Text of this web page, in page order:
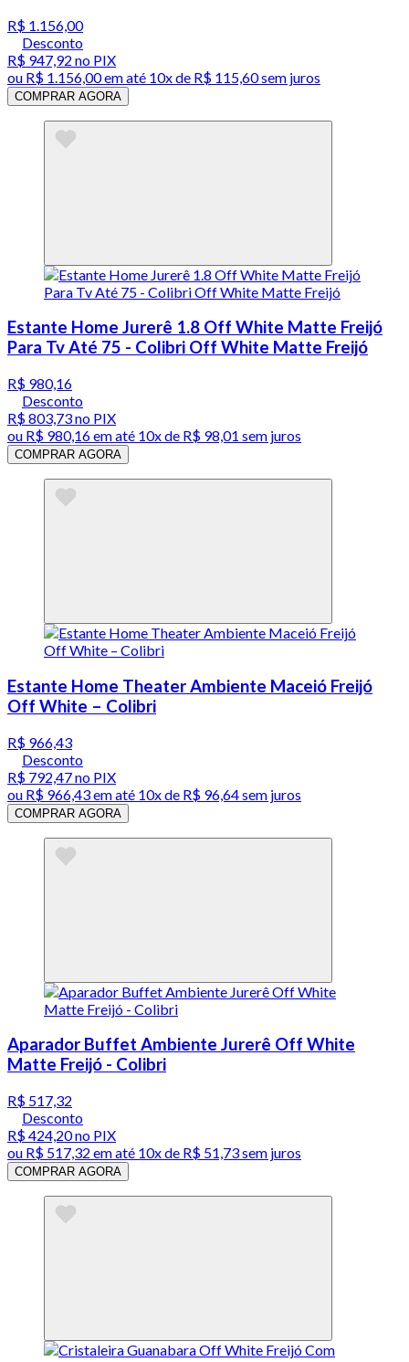
R$ 1.156,00
Desconto
R$ 947,92 no PIX
ou R$ 1.156,00em até 10x de R$ 115,60 sem juros
COMPRAR AGORA
Estante Home Jurerê 1.8 Off White Matte Freijó
Para Tv Até 75 - Colibri Off White Matte Freijó
R$ 980,16
Desconto
R$ 803,73no PIX
ou R$ 980,16em até 10x de R$ 98,01 sem juros
COMPRAR AGORA
Estante Home Theater Ambiente Maceió Freijó
Off White – Colibri
R$ 966,43
Desconto
R$ 792,47no PIX
ou R$ 966,43em até 10x de R$ 96,64 sem juros
COMPRAR AGORA
Aparador Buffet Ambiente Jurerê Off White
Matte Freijó - Colibri
R$ 517,32
Desconto
R$ 424,20no PIX
ou R$ 517,32 em até 10x de R$ 51,73 sem juros
COMPRAR AGORA